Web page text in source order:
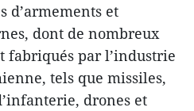
d’armements et
dont de nombreux
fabriqués par l’industrie
tels que missiles,
drones et